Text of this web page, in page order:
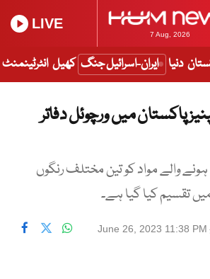
7 Aug, 2026
LIVE
دنیا ایران-اسرائیل جنگ کھیل انٹرٹینمنٹ
پاکستان میں ورچوئل دفاتر
والے مواد کو تین مختلف رنگوں
تقسیم کیا گیا ہے۔
June 26, 2023 11:38 PM